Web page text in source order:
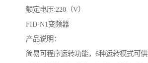
额定电压:220（V）
FID-N1变频器
产品说明：
简易可程序运转功能，6种运转模式可